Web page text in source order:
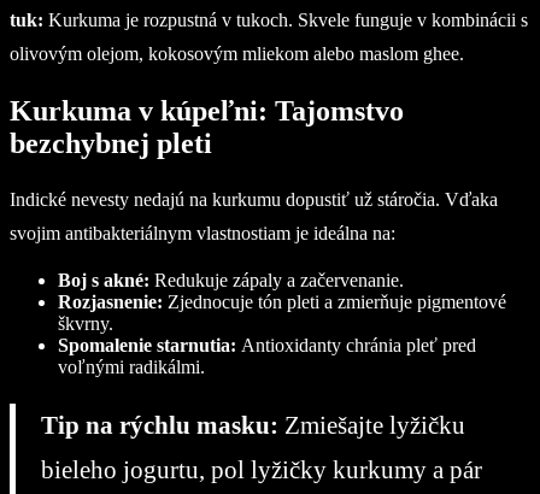
tuk: Kurkuma je rozpustná v tukoch. Skvele funguje v kombinácii s
olivovým olejom, kokosovým mliekom alebo maslom ghee.
Kurkuma v kúpeľni: Tajomstvo
bezchybnej pleti
Indické nevesty nedajú na kurkumu dopustiť už stáročia. Vďaka
svojim antibakteriálnym vlastnostiam je ideálna na:
Boj s akné: Redukuje zápaly a začervenanie.
Rozjasnenie: Zjednocuje tón pleti a zmierňuje pigmentové
škvrny.
Spomalenie starnutia: Antioxidanty chránia pleť pred
voľnými radikálmi.
Tip na rýchlu masku: Zmiešajte lyžičku
bieleho jogurtu, pol lyžičky kurkumy a pár